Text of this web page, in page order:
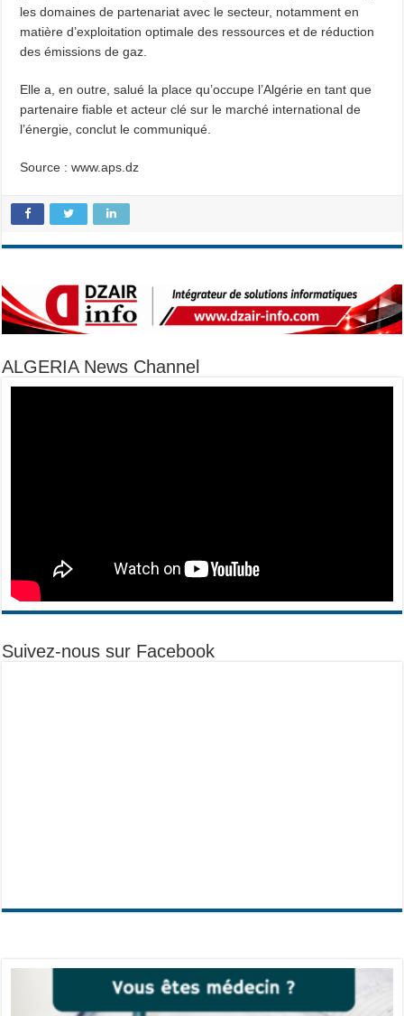
les domaines de partenariat avec le secteur, notamment en
matière d’exploitation optimale des ressources et de réduction
des émissions de gaz.
Elle a, en outre, salué la place qu’occupe l’Algérie en tant que
partenaire fiable et acteur clé sur le marché international de
l’énergie, conclut le communiqué.
Source : www.aps.dz
ALGERIA News Channel
Suivez-nous sur Facebook